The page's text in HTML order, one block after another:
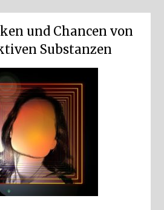
und Chancen von
Substanzen